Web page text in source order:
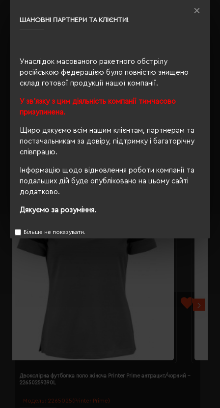
ШАНОВНІ ПАРТНЕРИ ТА КЛІЄНТИ!
Унаслідок масованого ракетного обстрілу
російською федерацією було повністю знищено
склад готової продукції нашої компанії.
У зв'язку з цим діяльність компанії тимчасово
призупинена.
Щиро дякуємо всім нашим клієнтам, партнерам та
постачальникам за довіру, підтримку і багаторічну
співпрацю.
Інформацію щодо відновлення роботи компанії та
подальших дій буде опубліковано на цьому сайті
додатково.
Дякуємо за розуміння.
Більше не показувати.
упаковки
ВІДГУКИ
Модель: 2265025(Printer Prime)
Двоколірна футболка поло жіноча Printer Prime антрацит/чорний -
22650259390L